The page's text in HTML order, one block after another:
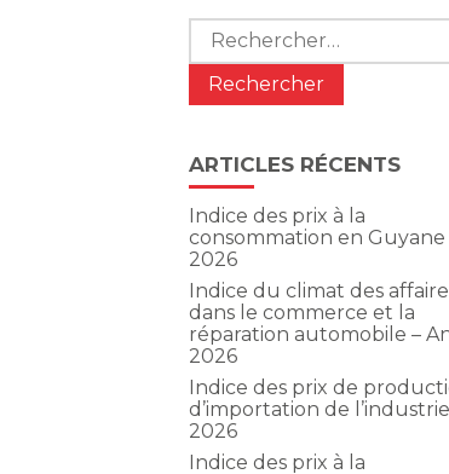
Rechercher :
ARTICLES RÉCENTS
Indice des prix à la
consommation en Guyane
2026
Indice du climat des
dans le commerce et la
réparation automobile –
2026
Indice des prix de
d’importation de
2026
Indice des prix à la